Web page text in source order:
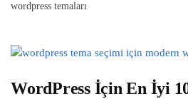
wordpress temaları
WordPress İçin En İyi